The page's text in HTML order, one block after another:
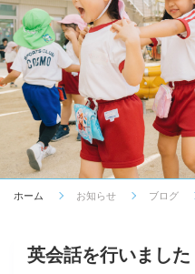
ホーム お知らせ ブログ
英会話を行いました